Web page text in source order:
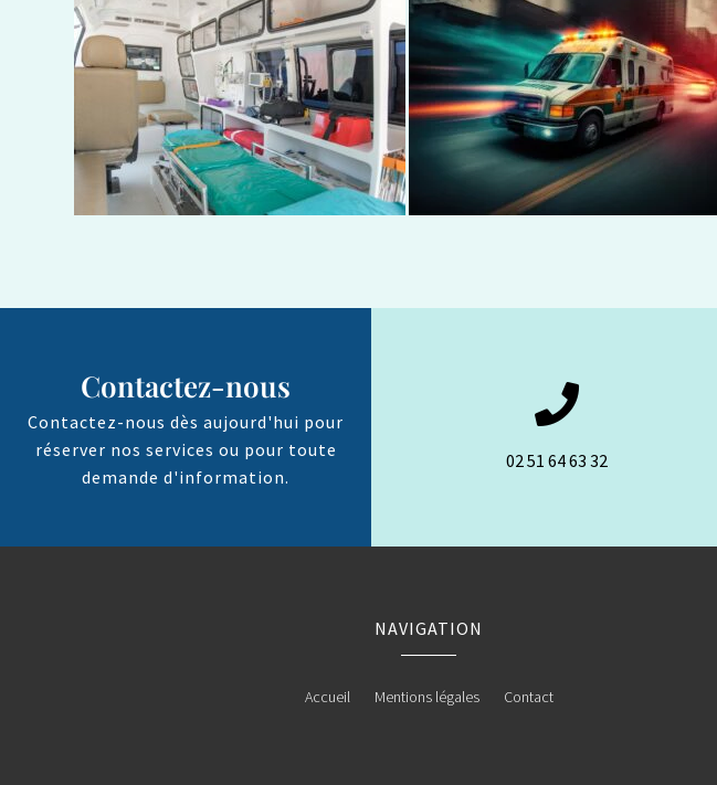
Contactez-nous
Contactez-nous dès aujourd'hui pour
réserver nos services ou pour toute
demande d'information.

02 51 64 63 32
NAVIGATION
Accueil Mentions légales Contact